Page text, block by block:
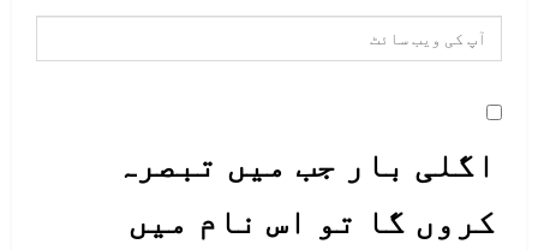
اگلی بار جب میں تبصرہ
کروں گا تو اس نام میں